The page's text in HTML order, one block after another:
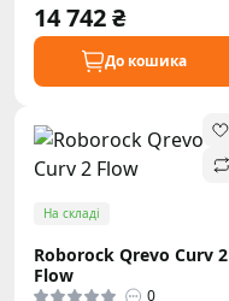
14 742 ₴
До кошика
На складі
Roborock Qrevo Curv 2
Flow
0